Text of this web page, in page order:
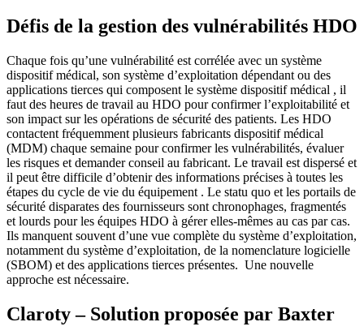
Défis de la gestion des vulnérabilités HDO
Chaque fois qu’une vulnérabilité est corrélée avec un système
dispositif médical, son système d’exploitation dépendant ou des
applications tierces qui composent le système dispositif médical , il
faut des heures de travail au HDO pour confirmer l’exploitabilité et
son impact sur les opérations de sécurité des patients. Les HDO
contactent fréquemment plusieurs fabricants dispositif médical
(MDM) chaque semaine pour confirmer les vulnérabilités, évaluer
les risques et demander conseil au fabricant. Le travail est dispersé et
il peut être difficile d’obtenir des informations précises à toutes les
étapes du cycle de vie du équipement . Le statu quo et les portails de
sécurité disparates des fournisseurs sont chronophages, fragmentés
et lourds pour les équipes HDO à gérer elles-mêmes au cas par cas.
Ils manquent souvent d’une vue complète du système d’exploitation,
notamment du système d’exploitation, de la nomenclature logicielle
(SBOM) et des applications tierces présentes. Une nouvelle
approche est nécessaire.
Claroty – Solution proposée par Baxter